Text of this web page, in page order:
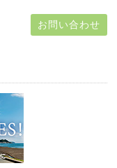
お問い合わせ